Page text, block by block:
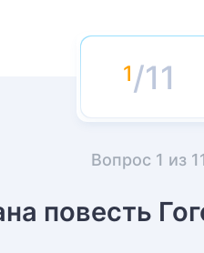
/11
Вопрос 1 из 11
повесть